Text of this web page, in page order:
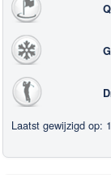
Laatst gewijzigd op: